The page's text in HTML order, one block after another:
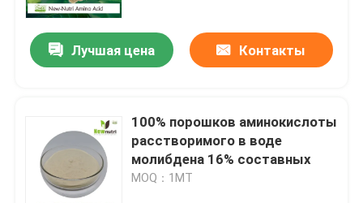
Продукция
Аминокислотные органические удобрения
Удобрение азота органическое
Лучшая цена Контакты
100% порошков аминокислоты
расстворимого в воде
молибдена 16% составных
MOQ：1МТ